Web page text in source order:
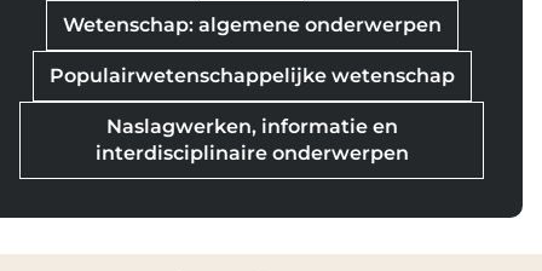
Wetenschap: algemene onderwerpen
Populairwetenschappelijke wetenschap
Naslagwerken, informatie en
interdisciplinaire onderwerpen